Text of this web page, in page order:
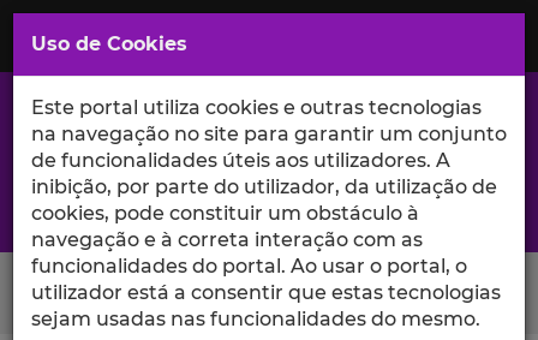
Saltar
para
Conteúdo
Principal
A excelência da investigação e ciência no Iscte
Search Button
Uso de Cookies
Este portal utiliza cookies e outras tecnologias
na navegação no site para garantir um conjunto
de funcionalidades úteis aos utilizadores. A
inibição, por parte do utilizador, da utilização de
cookies, pode constituir um obstáculo à
navegação e à correta interação com as
funcionalidades do portal. Ao usar o portal, o
utilizador está a consentir que estas tecnologias
sejam usadas nas funcionalidades do mesmo.